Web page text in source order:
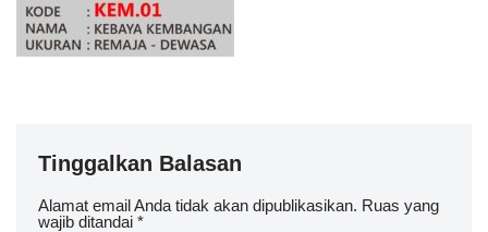
Tinggalkan Balasan
Alamat email Anda tidak akan dipublikasikan. Ruas yang
wajib ditandai *